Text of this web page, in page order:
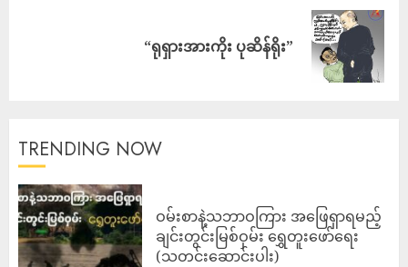
“ရုရှားအားကိုး ပုဆိန်ရိုး”
TRENDING NOW
ဝမ်းစာနဲ့သဘာဝကြား အဖြေရှာရမည့်
ချင်းတွင်းမြစ်ဝှမ်း ရွှေတူးဖော်ရေး
(သတင်းဆောင်းပါး)